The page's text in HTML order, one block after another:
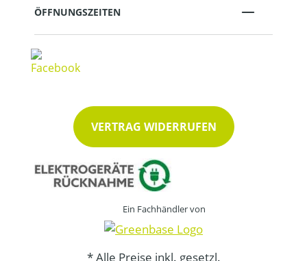
ÖFFNUNGSZEITEN
VERTRAG WIDERRUFEN
Ein Fachhändler von
* Alle Preise inkl. gesetzl.